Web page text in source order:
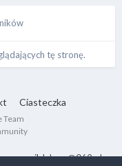
tę stronę.
Ciasteczka
e-mail:lukasz@062.pl